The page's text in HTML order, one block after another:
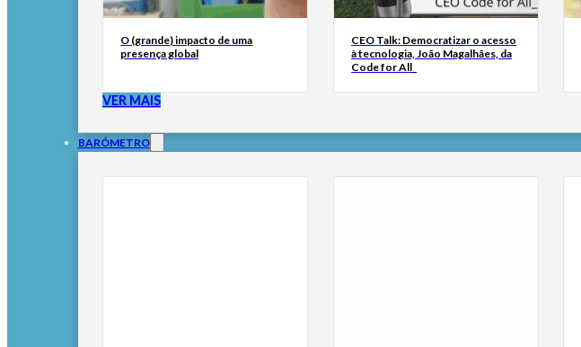
O (grande) impacto de uma
presença global
CEO Talk: Democratizar o acesso
à tecnologia, João Magalhães, da
Code for All_
VER MAIS
BARÓMETRO